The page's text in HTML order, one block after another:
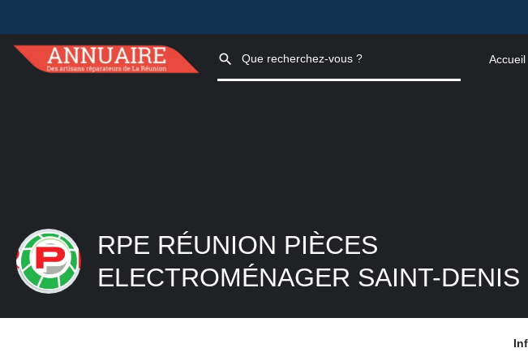
Accueil
RPE RÉUNION PIÈCES
ELECTROMÉNAGER SAINT-DENIS